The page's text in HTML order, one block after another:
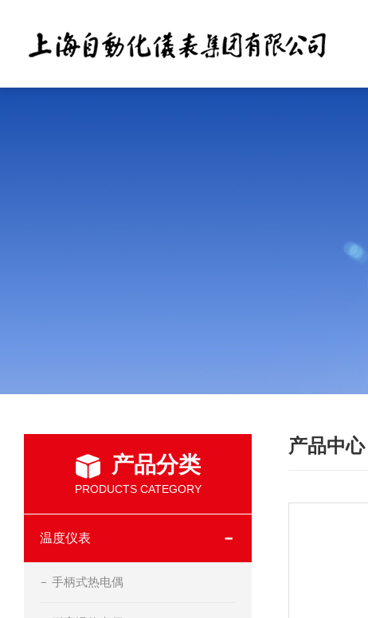
产品分类
PRODUCTS CATEGORY
温度仪表
手柄式热电偶
产品中心